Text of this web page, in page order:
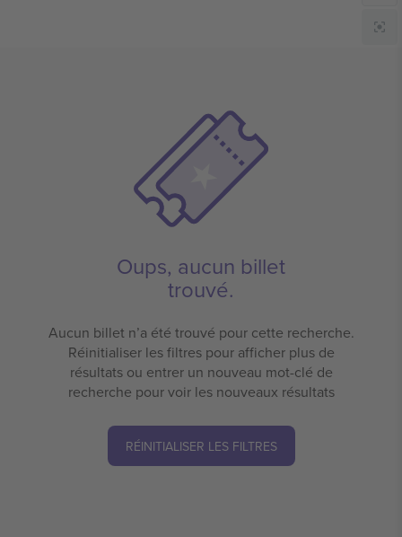
Oups, aucun billet
trouvé.
Aucun billet n’a été trouvé pour cette recherche.
Réinitialiser les filtres pour afficher plus de
résultats ou entrer un nouveau mot-clé de
recherche pour voir les nouveaux résultats
RÉINITIALISER LES FILTRES